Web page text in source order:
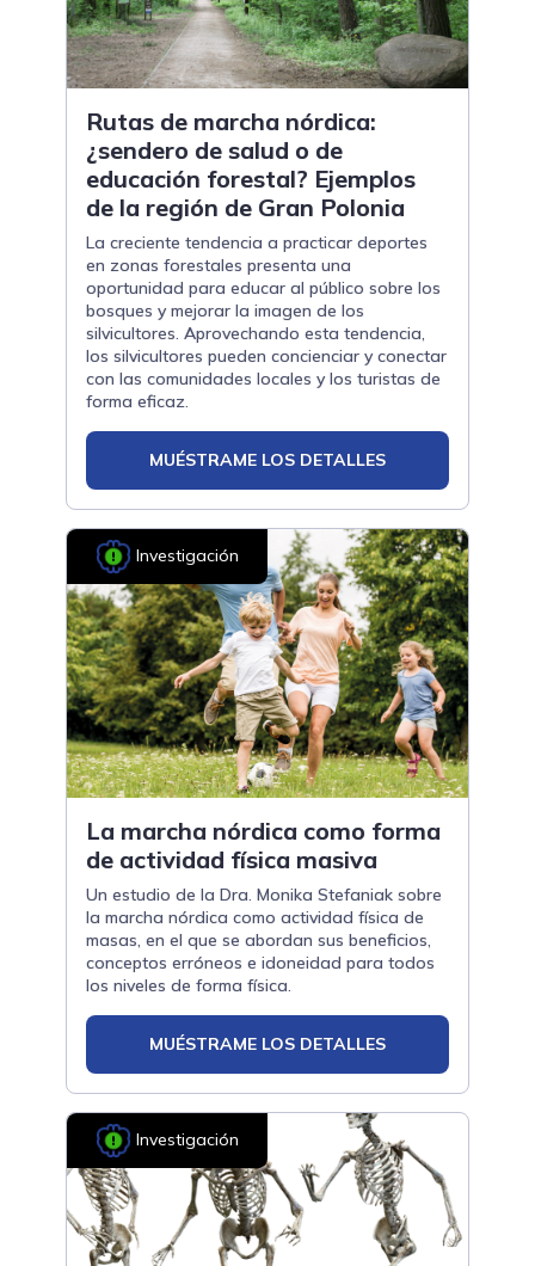
Rutas de marcha nórdica:
¿sendero de salud o de
educación forestal? Ejemplos
de la región de Gran Polonia
La creciente tendencia a practicar deportes
en zonas forestales presenta una
oportunidad para educar al público sobre los
bosques y mejorar la imagen de los
silvicultores. Aprovechando esta tendencia,
los silvicultores pueden concienciar y conectar
con las comunidades locales y los turistas de
forma eficaz.
MUÉSTRAME LOS DETALLES
Investigación
La marcha nórdica como forma
de actividad física masiva
Un estudio de la Dra. Monika Stefaniak sobre
la marcha nórdica como actividad física de
masas, en el que se abordan sus beneficios,
conceptos erróneos e idoneidad para todos
los niveles de forma física.
MUÉSTRAME LOS DETALLES
Investigación